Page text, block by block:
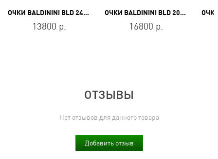
ОЧКИ BALDININI BLD 2437 MM 303
13800 р.
ОЧКИ BALDININI BLD 2031 204
16800 р.
ОТЗЫВЫ
Нет отзывов для данного товара
Добавить отзыв